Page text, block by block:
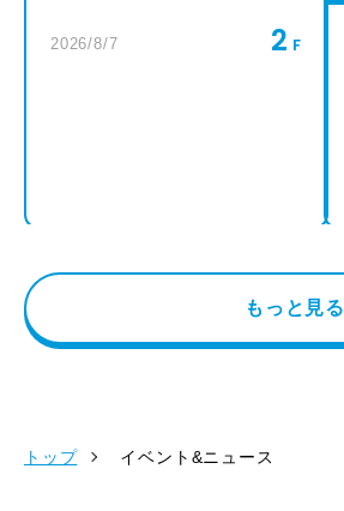
2026/8/7 2
もっと見る
トップ イベント&ニュース